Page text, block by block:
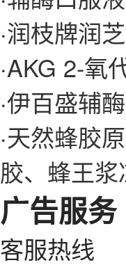
·润枝牌润
·AKG 2-氧
·伊百盛辅
·天然蜂胶
胶、蜂王
广告服务
客服热线